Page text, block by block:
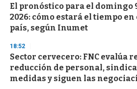
El pronóstico para el domingo
2026: cómo estará el tiempo en
país, según Inumet
18:52
Sector cervecero: FNC evalúa
reducción de personal,
medidas y siguen las